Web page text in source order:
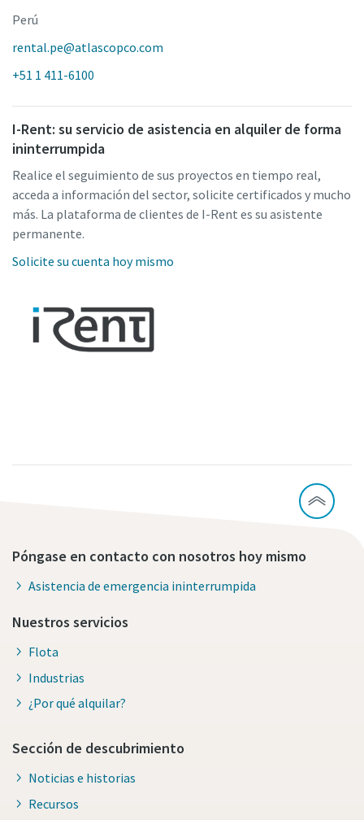
Perú
rental.pe@atlascopco.com
+51 1 411-6100
I-Rent: su servicio de asistencia en alquiler de forma
ininterrumpida
Realice el seguimiento de sus proyectos en tiempo real,
acceda a información del sector, solicite certificados y mucho
más. La plataforma de clientes de I-Rent es su asistente
permanente.
Solicite su cuenta hoy mismo
Póngase en contacto con nosotros hoy mismo
Asistencia de emergencia ininterrumpida
Nuestros servicios
Flota
Industrias
¿Por qué alquilar?
Sección de descubrimiento
Noticias e historias
Recursos